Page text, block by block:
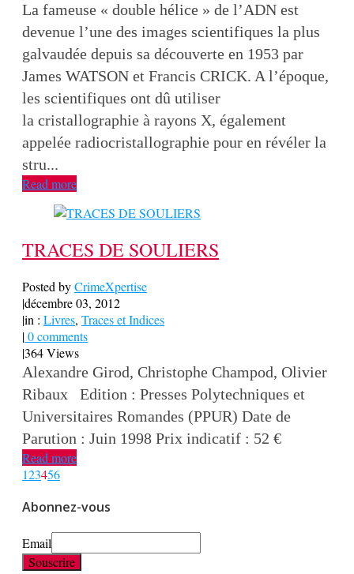
La fameuse « double hélice » de l’ADN est
devenue l’une des images scientifiques la plus
galvaudée depuis sa découverte en 1953 par
James WATSON et Francis CRICK. A l’époque,
les scientifiques ont dû utiliser
la cristallographie à rayons X, également
appelée radiocristallographie pour en révéler la
stru...
Read more
TRACES DE SOULIERS
Posted byCrimeXpertise
|décembre 03, 2012
|in : Livres, Traces et Indices
|0 comments
|364 Views
Alexandre Girod, Christophe Champod, Olivier
Ribaux Edition : Presses Polytechniques et
Universitaires Romandes (PPUR) Date de
Parution : Juin 1998 Prix indicatif : 52 €
Read more
123456
Abonnez-vous
Email